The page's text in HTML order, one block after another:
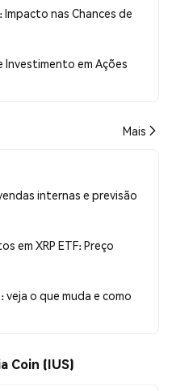
nas Chances de
Investimento em Ações
Mais
internas e previsão
em XRP ETF: Preço
veja o que muda e como
Coin (IUS)